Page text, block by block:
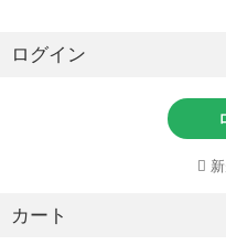
ログイン
カート